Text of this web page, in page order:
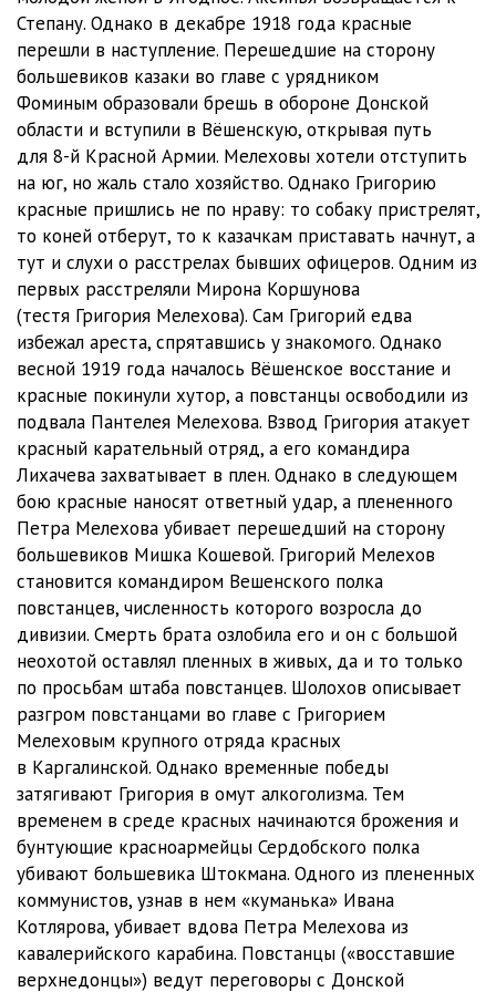
03-06-23
03-06-24
03-06-25
03-06-26 01:53
03-06-27 13:09
10:23
03-06-29
03-06-30 13:30
03-06-32 15:24
03-06-33 11:35
03-06-34
03-06-35 05:48
03-06-36
03-06-37
03-06-38 34:21
03-06-39
03-06-40
03-06-41 23:17
03-06-42 05:33
03-06-43
03-06-44 12:02
Степану. Однако в декабре 1918 года красные
перешли в наступление. Перешедшие на сторону
большевиков казаки во главе с урядником
Фоминым образовали брешь в обороне Донской
области и вступили в Вёшенскую, открывая путь
для 8-й Красной Армии. Мелеховы хотели отступить
на юг, но жаль стало хозяйство. Однако Григорию
красные пришлись не по нраву: то собаку пристрелят,
то коней отберут, то к казачкам приставать начнут, а
тут и слухи о расстрелах бывших офицеров. Одним из
первых расстреляли Мирона Коршунова
(тестя Григория Мелехова). Сам Григорий едва
избежал ареста, спрятавшись у знакомого. Однако
весной 1919 года началось Вёшенское восстание и
красные покинули хутор, а повстанцы освободили из
подвала Пантелея Мелехова. Взвод Григория атакует
красный карательный отряд, а его командира
Лихачева захватывает в плен. Однако в следующем
бою красные наносят ответный удар, а плененного
Петра Мелехова убивает перешедший на сторону
большевиков Мишка Кошевой. Григорий Мелехов
становится командиром Вешенского полка
повстанцев, численность которого возросла до
дивизии. Смерть брата озлобила его и он с большой
неохотой оставлял пленных в живых, да и то только
по просьбам штаба повстанцев. Шолохов описывает
разгром повстанцами во главе с Григорием
Мелеховым крупного отряда красных
в Каргалинской. Однако временные победы
затягивают Григория в омут алкоголизма. Тем
временем в среде красных начинаются брожения и
бунтующие красноармейцы Сердобского полка
убивают большевика Штокмана. Одного из плененных
коммунистов, узнав в нем «куманька» Ивана
Котлярова, убивает вдова Петра Мелехова из
кавалерийского карабина. Повстанцы («восставшие
верхнедонцы») ведут переговоры с Донской